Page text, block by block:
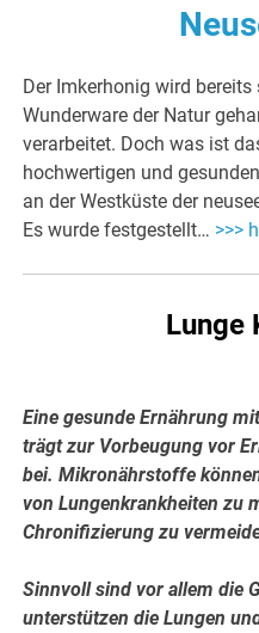
Der Imkerhonig wird
Wunderware der Natur
verarbeitet. Doch was ist
hochwertigen und
an der Westküste der
Es wurde festgestellt… >>>
Lunge
Eine gesunde Ernährung
trägt zur Vorbeugung vor
bei. Mikronährstoffe
von Lungenkrankheiten zu
Chronifizierung zu
Sinnvoll sind vor allem die
unterstützen die Lungen